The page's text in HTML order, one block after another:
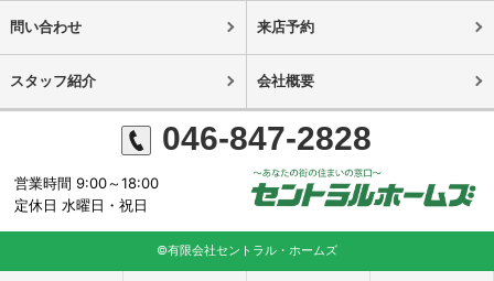
問い合わせ 来店予約
スタッフ紹介 会社概要
046-847-2828
営業時間 9:00～18:00
定休日 水曜日・祝日
©有限会社セントラル・ホームズ